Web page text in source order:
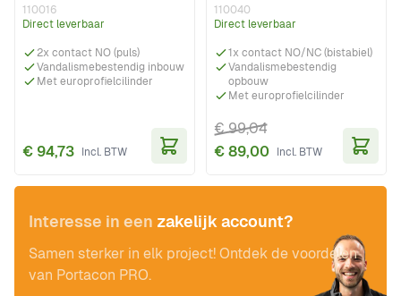
110016
Direct leverbaar
2x contact NO (puls)
Vandalismebestendig inbouw
Met europrofielcilinder
€ 94,73
110040
Direct leverbaar
1x contact NO/NC (bistabiel)
Vandalismebestendig
opbouw
Met europrofielcilinder
€ 89,00
€ 99,04
Interesse in een zakelijk account?
Samen sterker in elk project! Ontdek de voordelen
van Portacon PRO.